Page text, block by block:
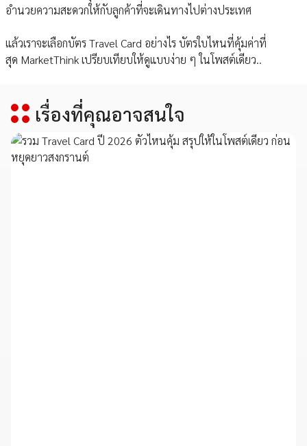
อำนวยความสะดวกให้กับลูกค้าที่จะเดินทางไปต่างประเทศ
แล้วเราจะเลือกบัตร Travel Card อย่างไร บัตรใบไหนที่คุ้มค่าที่
สุด MarketThink เปรียบเทียบให้ดูแบบง่าย ๆ ในโพสต์เดียว..
เรื่องที่คุณอาจสนใจ